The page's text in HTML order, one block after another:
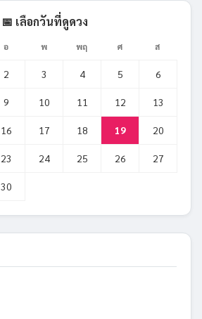
📅 เลือกวันที่ดูดวง
อ พ พฤ ศ ส
2 3 4 5 6
9 10 11 12 13
16 17 18 19 20
23 24 25 26 27
30